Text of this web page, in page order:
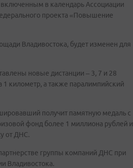
в календарь Ассоциации
проекта «Повышение
Владивостока, будет изменен для
новые дистанции – 3, 7 и 28
1 километр, а также паралимпийский
получит памятную медаль с
фонд более 1 миллиона рублей и
от ДНС.
группы компаний ДНС при
Владивостока.